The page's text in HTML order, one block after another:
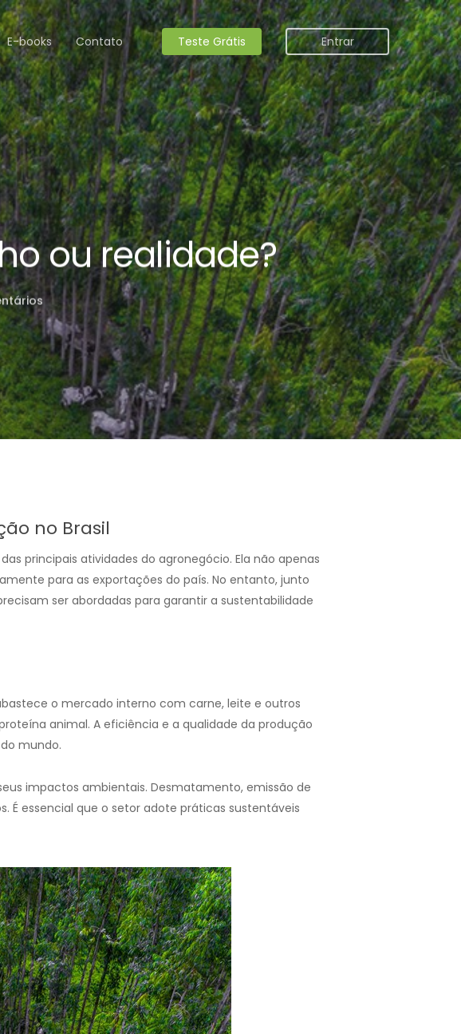
E-books Contato Teste Grátis Entrar
ou realidade?
no Brasil
principais atividades do agronegócio. Ela não apenas
para as exportações do país. No entanto, junto
ser abordadas para garantir a sustentabilidade
o mercado interno com carne, leite e outros
animal. A eficiência e a qualidade da produção
mundo.
impactos ambientais. Desmatamento, emissão de
É essencial que o setor adote práticas sustentáveis